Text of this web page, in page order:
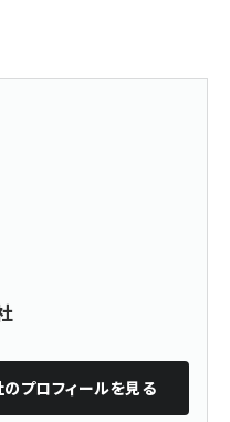
のプロフィールを見る